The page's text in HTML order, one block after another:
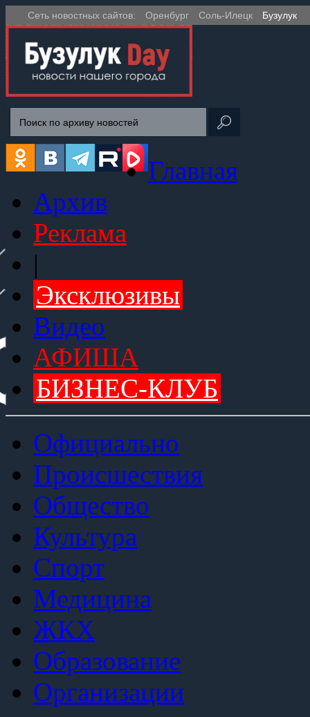
Сеть новостных сайтов: Оренбург Соль-Илецк Бузулук
Главная
Архив
Реклама
|
Эксклюзивы
Видео
АФИША
БИЗНЕС-КЛУБ
Официально
Происшествия
Общество
Культура
Спорт
Медицина
ЖКХ
Образование
Организации